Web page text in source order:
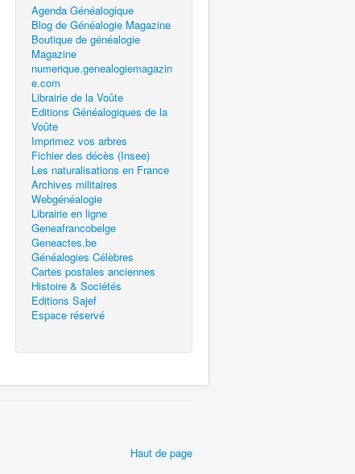
Agenda Généalogique
Blog de Généalogie Magazine
Boutique de généalogie
Magazine
numerique.genealogiemagazin
e.com
Librairie de la Voûte
Editions Généalogiques de la
Voûte
Imprimez vos arbres
Fichier des décès (Insee)
Les naturalisations en France
Archives militaires
Webgénéalogie
Librairie en ligne
Geneafrancobelge
Geneactes.be
Généalogies Célèbres
Cartes postales anciennes
Histoire & Sociétés
Editions Sajef
Espace réservé
Haut de page